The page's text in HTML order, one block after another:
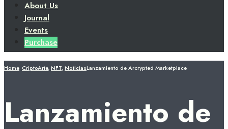
About Us
Journal
Events
Purchase
Home CriptoArte,NFT,NoticiasLanzamiento de Arcrypted Marketplace
Lanzamiento de